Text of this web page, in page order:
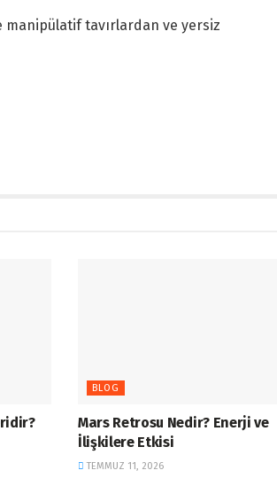
manipülatif tavırlardan ve yersiz
BLOG
Mars Retrosu Nedir? Enerji ve
İlişkilere Etkisi
TEMMUZ 11, 2026